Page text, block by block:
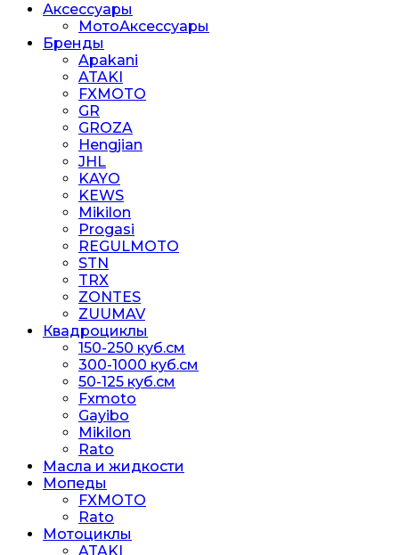
Аксессуары
МотоАксессуары
Бренды
Apakani
ATAKI
FXMOTO
GR
GROZA
Hengjian
JHL
KAYO
KEWS
Mikilon
Progasi
REGULMOTO
STN
TRX
ZONTES
ZUUMAV
Квадроциклы
150-250 куб.см
300-1000 куб.см
50-125 куб.см
Fxmoto
Gayibo
Mikilon
Rato
Масла и жидкости
Мопеды
FXMOTO
Rato
Мотоциклы
ATAKI